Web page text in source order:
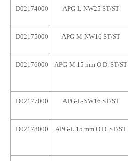
D02174000 APG-L-NW25 ST/ST
D02175000 APG-M-NW16 ST/ST
D02176000 APG-M 15 mm O.D. ST/ST
D02177000 APG-L-NW16 ST/ST
D02178000 APG-L 15 mm O.D. ST/ST